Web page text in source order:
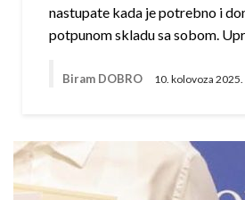
nastupate kada je potrebno i
potpunom skladu sa sobom.
Biram DOBRO 10. kolovoza 2025.